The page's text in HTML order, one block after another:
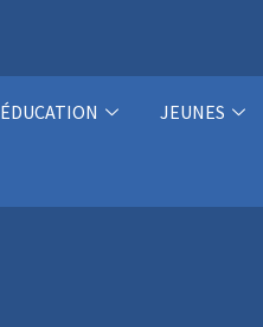
ÉDUCATION JEUNES